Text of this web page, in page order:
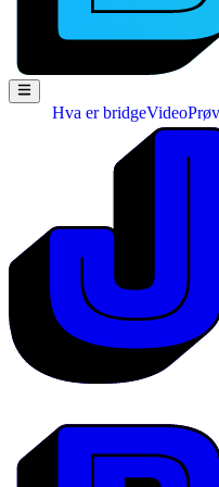
Hva er bridgeVideo